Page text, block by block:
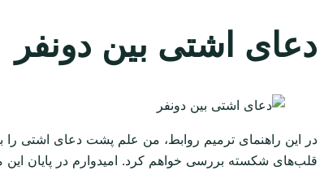
دعای اشتی بین دونفر
در این راهنمای ترمیم روابط، من علم پشت دعای اشتی
قلب‌های شکسته بررسی خواهم کرد. امیدوارم در پایان